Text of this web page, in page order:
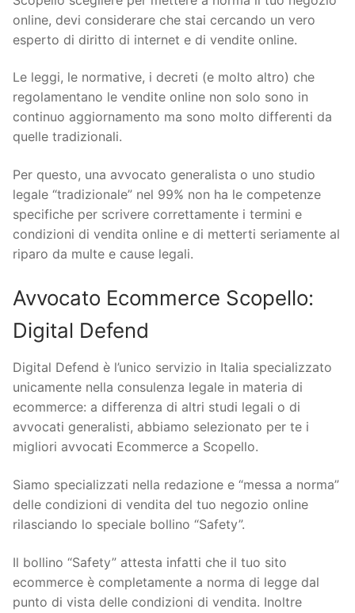
online, devi considerare che stai cercando un vero
esperto di diritto di internet e di vendite online.
Le leggi, le normative, i decreti (e molto altro) che
regolamentano le vendite online non solo sono in
continuo aggiornamento ma sono molto differenti da
quelle tradizionali.
Per questo, una avvocato generalista o uno studio
legale “tradizionale” nel 99% non ha le competenze
specifiche per scrivere correttamente i termini e
condizioni di vendita online e di metterti seriamente al
riparo da multe e cause legali.
Avvocato Ecommerce Scopello:
Digital Defend
Digital Defend è l’unico servizio in Italia specializzato
unicamente nella consulenza legale in materia di
ecommerce: a differenza di altri studi legali o di
avvocati generalisti, abbiamo selezionato per te i
migliori avvocati Ecommerce a Scopello.
Siamo specializzati nella redazione e “messa a norma”
delle condizioni di vendita del tuo negozio online
rilasciando lo speciale bollino “Safety”.
Il bollino “Safety” attesta infatti che il tuo sito
ecommerce è completamente a norma di legge dal
punto di vista delle condizioni di vendita. Inoltre